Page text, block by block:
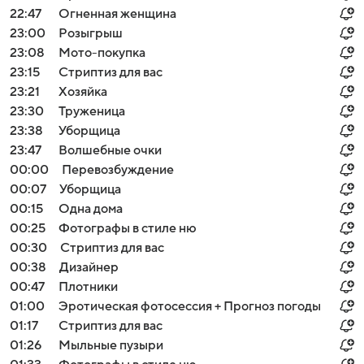
22:47
Огненная женщина
23:00
Розыгрыш
23:08
Мото-покупка
23:15
Стриптиз для вас
23:21
Хозяйка
23:30
Труженица
23:38
Уборщица
23:47
Волшебные очки
00:00
Перевозбуждение
00:07
Уборщица
00:15
Одна дома
00:25
Фотографы в стиле ню
00:30
Стриптиз для вас
00:38
Дизайнер
00:47
Плотники
01:00
Эротическая фотосессия + Прогноз погоды
01:17
Стриптиз для вас
01:26
Мыльные пузыри